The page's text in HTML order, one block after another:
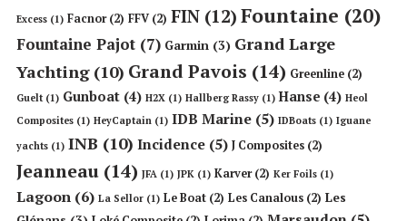
Excess (1) Facnor(2) FFV (2) FIN (12) Fountaine (20)
Fountaine Pajot (7) Garmin (3) Grand Large
Yachting(10) Grand Pavois (14) Greenline (2)
Guelt(1) Gunboat (4) H2X (1) Hallberg Rassy (1) Hanse (4) Heol
Composites (1) HeyCaptain (1) IDB Marine (5) IDBoats (1) Iguane
yachts (1) INB (10) Incidence (5) J Composites (2)
Jeanneau (14) JFA (1) JPK (1) Karver(2) Ker Foils (1)
Lagoon (6) La Sellor (1) Le Boat (2) Les Canalous (2) Les